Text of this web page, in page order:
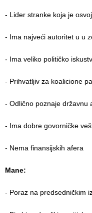
- Lider stranke koja je
- Ima najveći autoritet u u
- Ima veliko političko
- Prihvatljiv za koalicione
- Odlično poznaje državnu
- Ima dobre govorničke
- Nema finansijskih afera
Mane:
- Poraz na predsedničkim